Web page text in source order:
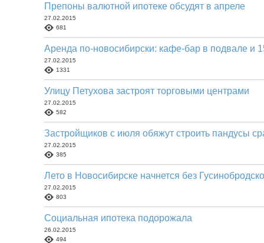
Препоны валютной ипотеке обсудят в апреле
27.02.2015
681
Аренда по-новосибирски: кафе-бар в подвале и
27.02.2015
1331
Улицу Петухова застроят торговыми центрами
27.02.2015
582
Застройщиков с июля обяжут строить пандусы
27.02.2015
385
Лето в Новосибирске начнется без
27.02.2015
803
Социальная ипотека подорожала
26.02.2015
494